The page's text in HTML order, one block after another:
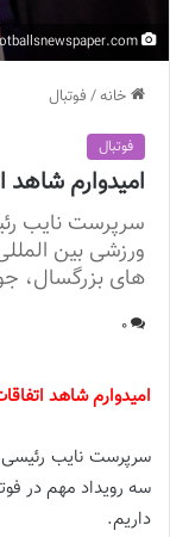
خانه/ فوتبال
فوتبال
امیدوارم شاهد
سرپرست نایب
ورزشی بین
های بزرگسال،
0
امیدوارم شاهد
سرپرست نایب رئیسی
سه رویداد مهم در
داریم.